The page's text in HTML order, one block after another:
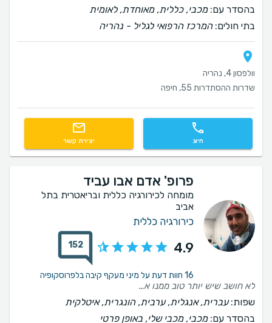
בהסדר עם:מכבי, כללית, מאוחדת, לאומית
בתי חולים:המרכז הרפואי לגליל - נהריה
וולפסון 4, נהריה
שדרות ההסתדרות 55, חיפה
חיוג יצירת קשר
פרופ' אדם אבו עביד
מומחה לכירורגיה כללית ובריאטרית בתל
אביב
כירורגיה כללית
4.9
152
16 חוות דעת על מיני מעקף קיבה בלפרוסקופיה
לא חושב שיש יותר טוב ממנו אם זה בתחילת התהליך ועד אחרי התהליך מקשיב מאוד ונותן ייעוץ מטורף ממש תחושה אכפתית מאחל.לכל אחד לעשות אצלו
שפות:עברית, אנגלית, ערבית, הונגרית, איטלקית
בהסדר עם:מכבי, מכבי שלי, באופן פרטי